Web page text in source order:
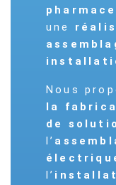
une
Nous
la
de
l’
l’